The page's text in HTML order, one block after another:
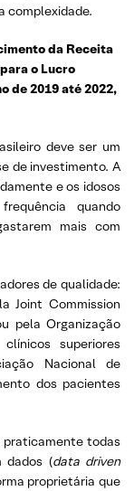
complexidade.
da Receita
o Lucro
de 2019 até 2022,
deve ser um
de investimento. A
e os idosos
quando
mais com
de qualidade:
Joint Commission
pela Organização
superiores
Nacional de
dos pacientes
praticamente todas
dados (data driven
proprietária que